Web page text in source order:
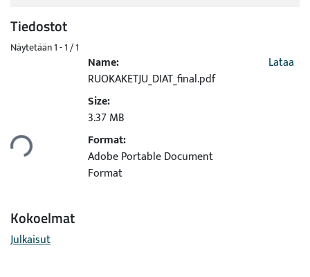
Tiedostot
Näytetään1 - 1 / 1
Name:
RUOKAKETJU_DIAT_final.pdf
Size:
3.37 MB
Format:
Adobe Portable Document
Format
Lataa
Kokoelmat
Julkaisut